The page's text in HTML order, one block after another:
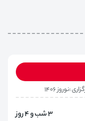
:نوروز 1406
3 شب و 4 روز